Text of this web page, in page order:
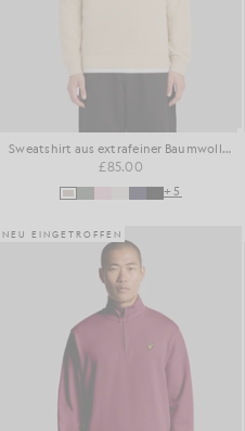
Sweatshirt aus extrafeiner Baumwolle mit 1/4-Reißverschluss
£85.00
+5
NEU EINGETROFFEN